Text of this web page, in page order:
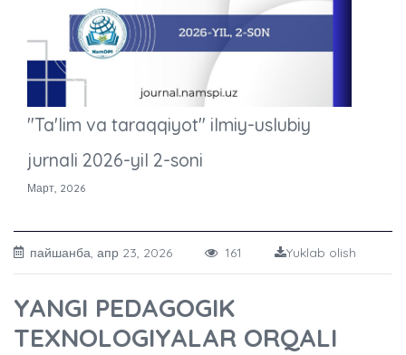
"Ta'lim va taraqqiyot" ilmiy-uslubiy
jurnali 2026-yil 2-soni
Март, 2026
пайшанба, апр 23, 2026 161 Yuklab olish
YANGI PEDAGOGIK
TEXNOLOGIYALAR ORQALI